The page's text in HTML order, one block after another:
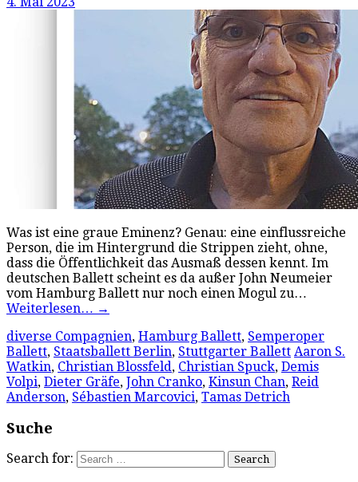
Was ist eine graue Eminenz? Genau: eine einflussreiche
Person, die im Hintergrund die Strippen zieht, ohne,
dass die Öffentlichkeit das Ausmaß dessen kennt. Im
deutschen Ballett scheint es da außer John Neumeier
vom Hamburg Ballett nur noch einen Mogul zu…
Weiterlesen… →
diverse Compagnien, Hamburg Ballett, Semperoper
Ballett, Staatsballett Berlin, Stuttgarter Ballett Aaron S.
Watkin, Christian Blossfeld, Christian Spuck, Demis
Volpi, Dieter Gräfe, John Cranko, Kinsun Chan, Reid
Anderson, Sébastien Marcovici, Tamas Detrich
Suche
Search for: